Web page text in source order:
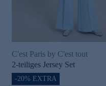
C'est Paris by C'est tout
2-teiliges Jersey Set
-20% EXTRA